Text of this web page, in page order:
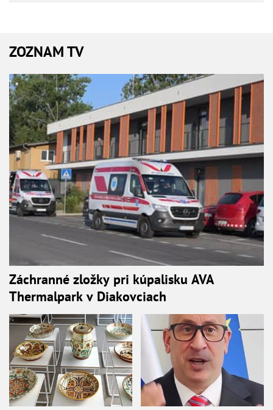
ZOZNAM TV
Záchranné zložky pri kúpalisku AVA
Thermalpark v Diakovciach